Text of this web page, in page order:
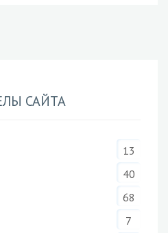
САЙТА
13
40
68
7